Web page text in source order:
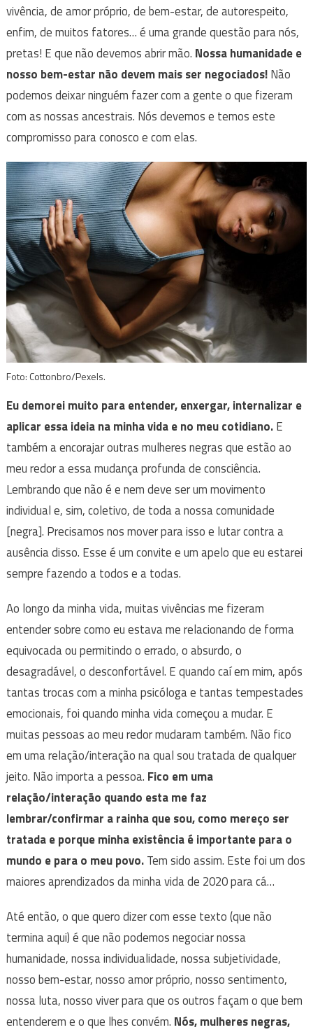
vivência, de amor próprio, de bem-estar, de autorespeito,
enfim, de muitos fatores… é uma grande questão para nós,
pretas! E que não devemos abrir mão. Nossa humanidade e
nosso bem-estar não devem mais ser negociados!Não
podemos deixar ninguém fazer com a gente o que fizeram
com as nossas ancestrais. Nós devemos e temos este
compromisso para conosco e com elas.
Foto: Cottonbro/Pexels.
Eu demorei muito para entender, enxergar, internalizar e
aplicar essa ideia na minha vida e no meu cotidiano.E
também a encorajar outras mulheres negras que estão ao
meu redor a essa mudança profunda de consciência.
Lembrando que não é e nem deve ser um movimento
individual e, sim, coletivo, de toda a nossa comunidade
[negra]. Precisamos nos mover para isso e lutar contra a
ausência disso. Esse é um convite e um apelo que eu estarei
sempre fazendo a todos e a todas.
Ao longo da minha vida, muitas vivências me fizeram
entender sobre como eu estava me relacionando de forma
equivocada ou permitindo o errado, o absurdo, o
desagradável, o desconfortável. E quando caí em mim, após
tantas trocas com a minha psicóloga e tantas tempestades
emocionais, foi quando minha vida começou a mudar. E
muitas pessoas ao meu redor mudaram também. Não fico
em uma relação/interação na qual sou tratada de qualquer
jeito. Não importa a pessoa. Fico em uma
relação/interação quando esta me faz
lembrar/confirmar a rainha que sou, como mereço ser
tratada e porque minha existência é importante para o
mundo e para o meu povo.Tem sido assim. Este foi um dos
maiores aprendizados da minha vida de 2020 para cá…
Até então, o que quero dizer com esse texto (que não
termina aqui) é que não podemos negociar nossa
humanidade, nossa individualidade, nossa subjetividade,
nosso bem-estar, nosso amor próprio, nosso sentimento,
nossa luta, nosso viver para que os outros façam o que bem
entenderem e o que lhes convém. Nós, mulheres negras,